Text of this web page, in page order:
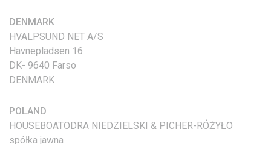
DENMARK
HVALPSUND NET A/S
Havnepladsen 16
DK- 9640 Farso
DENMARK
POLAND
HOUSEBOATODRA NIEDZIELSKI & PICHER-RÓŻYŁO
spółka jawna